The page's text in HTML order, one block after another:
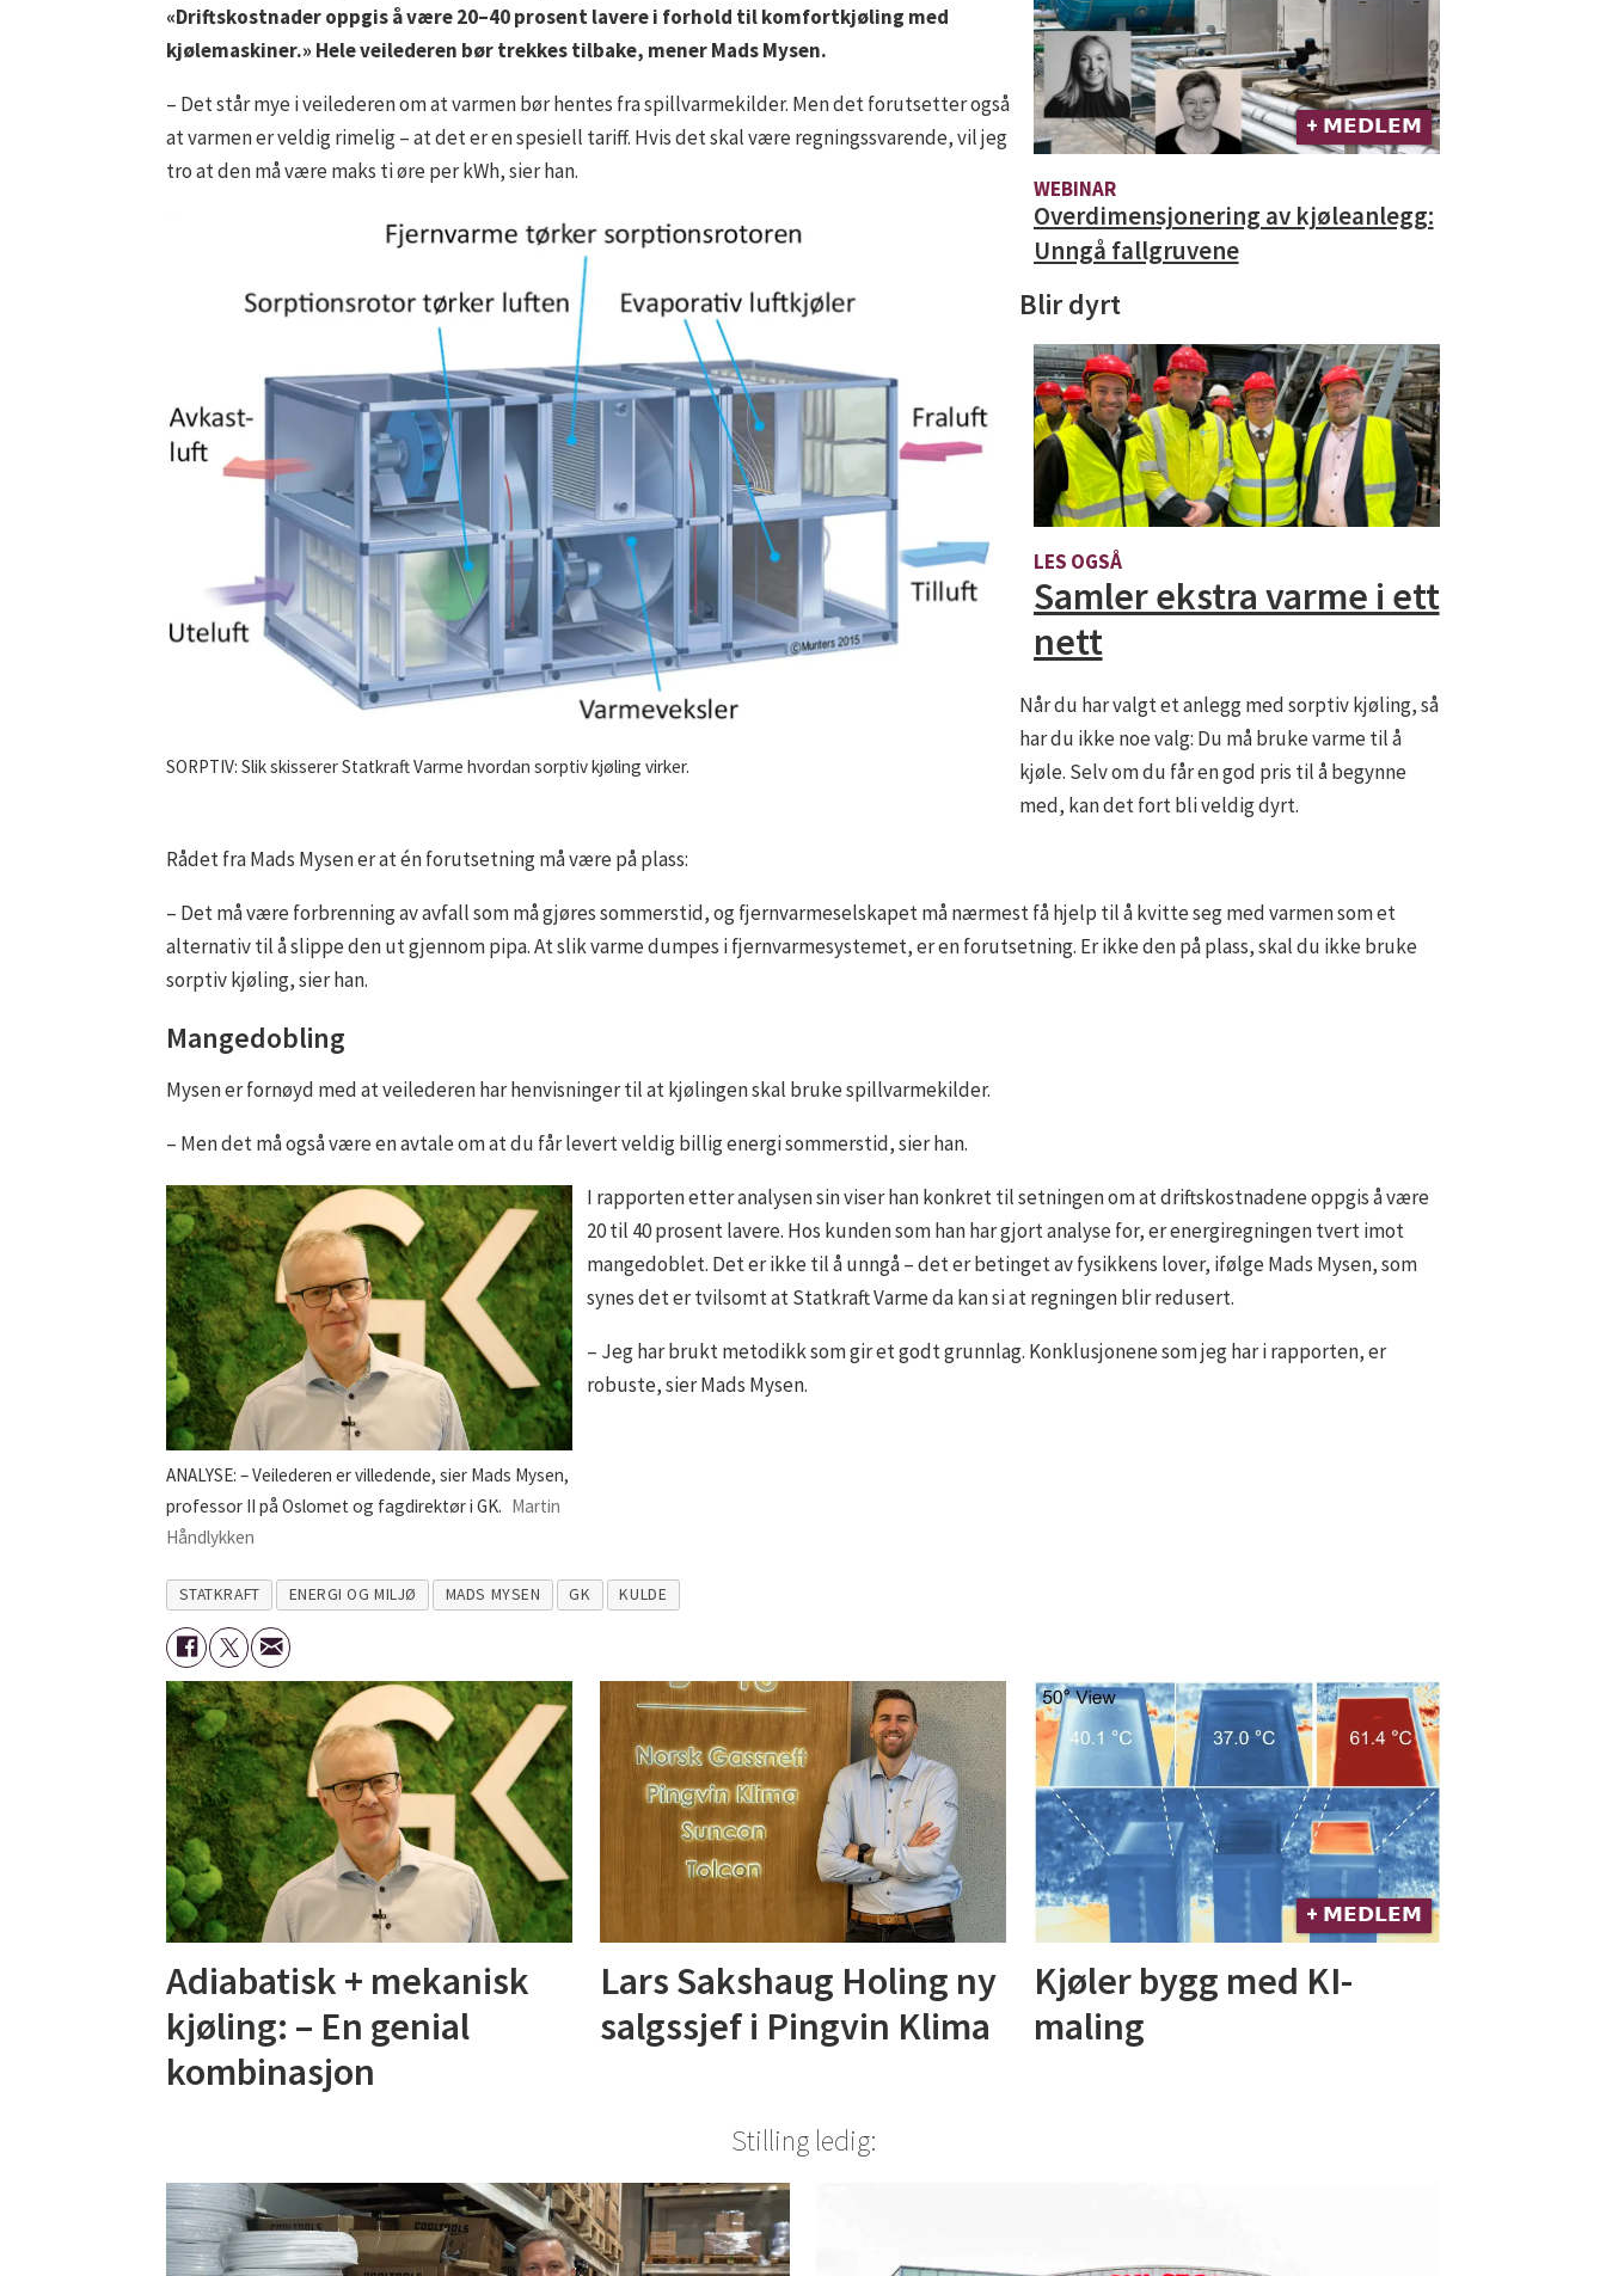
+ 𝗠𝗘𝗗𝗟𝗘𝗠
WEBINAR
Overdimensjonering av kjøleanlegg:
Unngå fallgruvene
«Driftskostnader oppgis å være 20–40 prosent lavere i forhold til komfortkjøling med
kjølemaskiner.» Hele veilederen bør trekkes tilbake, mener Mads Mysen.
– Det står mye i veilederen om at varmen bør hentes fra spillvarmekilder. Men det forutsetter også
at varmen er veldig rimelig – at det er en spesiell tariff. Hvis det skal være regningssvarende, vil jeg
tro at den må være maks ti øre per kWh, sier han.
SORPTIV: Slik skisserer Statkraft Varme hvordan sorptiv kjøling virker.
Blir dyrt
LES OGSÅ
Samler ekstra varme i ett
nett
Når du har valgt et anlegg med sorptiv kjøling, så
har du ikke noe valg: Du må bruke varme til å
kjøle. Selv om du får en god pris til å begynne
med, kan det fort bli veldig dyrt.
Rådet fra Mads Mysen er at én forutsetning må være på plass:
– Det må være forbrenning av avfall som må gjøres sommerstid, og fjernvarmeselskapet må nærmest få hjelp til å kvitte seg med varmen som et
alternativ til å slippe den ut gjennom pipa. At slik varme dumpes i fjernvarmesystemet, er en forutsetning. Er ikke den på plass, skal du ikke bruke
sorptiv kjøling, sier han.
Mangedobling
Mysen er fornøyd med at veilederen har henvisninger til at kjølingen skal bruke spillvarmekilder.
– Men det må også være en avtale om at du får levert veldig billig energi sommerstid, sier han.
ANALYSE: – Veilederen er villedende, sier Mads Mysen,
professor II på Oslomet og fagdirektør i GK. Martin
Håndlykken
I rapporten etter analysen sin viser han konkret til setningen om at driftskostnadene oppgis å være
20 til 40 prosent lavere. Hos kunden som han har gjort analyse for, er energiregningen tvert imot
mangedoblet. Det er ikke til å unngå – det er betinget av fysikkens lover, ifølge Mads Mysen, som
synes det er tvilsomt at Statkraft Varme da kan si at regningen blir redusert.
– Jeg har brukt metodikk som gir et godt grunnlag. Konklusjonene som jeg har i rapporten, er
robuste, sier Mads Mysen.
STATKRAFT ENERGI OG MILJØ MADS MYSEN GK KULDE
Adiabatisk + mekanisk
kjøling: – En genial
kombinasjon
Lars Sakshaug Holing ny
salgssjef i Pingvin Klima
+ 𝗠𝗘𝗗𝗟𝗘𝗠
Kjøler bygg med KI-
maling
Stilling ledig: